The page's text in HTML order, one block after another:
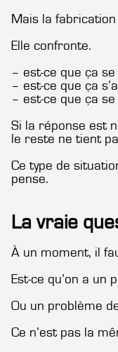
Mais la
Elle confronte.
– est-ce que ça
– est-ce que ça
– est-ce que ça
Si la réponse est
le reste ne tient
Ce type de
pense.
La vraie
À un moment, il
Est-ce qu’on a un
Ou un problème
Ce n’est pas la